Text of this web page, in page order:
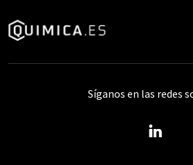
Síganos en las redes